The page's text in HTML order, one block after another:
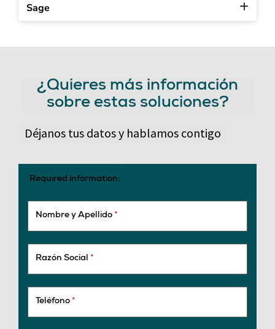
Sage
¿Quieres más información
sobre estas soluciones?
Déjanos tus datos y hablamos contigo
Required information:
Nombre y Apellido *
Razón Social *
Teléfono *